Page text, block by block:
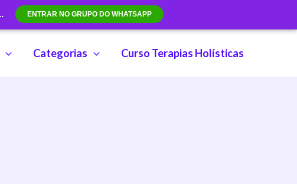
ENTRAR NO GRUPO DO WHATSAPP
Categorias Curso Terapias Holísticas